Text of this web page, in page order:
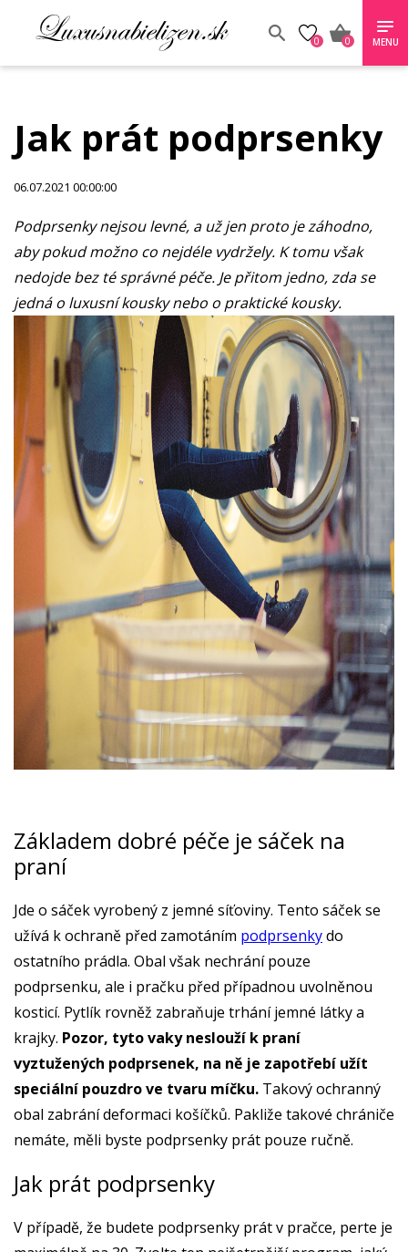
0 0 MENU
Jak prát podprsenky
06.07.2021 00:00:00
Podprsenky nejsou levné, a už jen proto je záhodno,
aby pokud možno co nejdéle vydržely. K tomu však
nedojde bez té správné péče. Je přitom jedno, zda se
jedná o luxusní kousky nebo o praktické kousky.
Základem dobré péče je sáček na
praní
Jde o sáček vyrobený z jemné síťoviny. Tento sáček se
užívá k ochraně před zamotáním podprsenkydo
ostatního prádla. Obal však nechrání pouze
podprsenku, ale i pračku před případnou uvolněnou
kosticí. Pytlík rovněž zabraňuje trhání jemné látky a
krajky. Pozor, tyto vaky neslouží k praní
vyztužených podprsenek, na ně je zapotřebí užít
speciální pouzdro ve tvaru míčku. Takový ochranný
obal zabrání deformaci košíčků. Pakliže takové chrániče
nemáte, měli byste podprsenky prát pouze ručně.
Jak prát podprsenky
V případě, že budete podprsenky prát v pračce, perte je